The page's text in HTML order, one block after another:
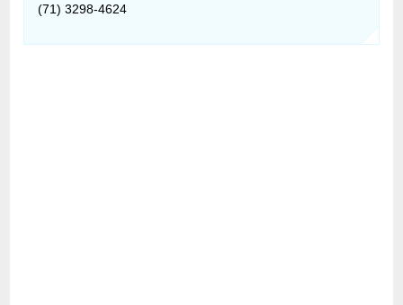
(71) 3298-4624